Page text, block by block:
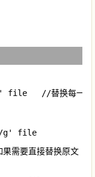
//替换每一行
g' file
需要直接替换原文